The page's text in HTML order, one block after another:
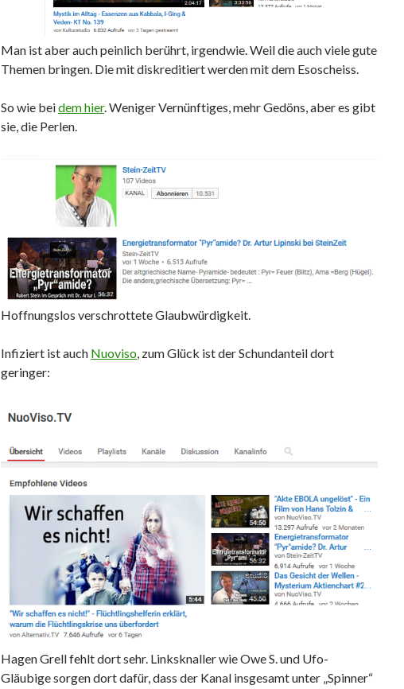
Man ist aber auch peinlich berührt, irgendwie. Weil die auch viele gute
Themen bringen. Die mit diskreditiert werden mit dem Esoscheiss.
So wie beidem hier. Weniger Vernünftiges, mehr Gedöns, aber es gibt
sie, die Perlen.
Hoffnungslos verschrottete Glaubwürdigkeit.
Infiziert ist auch Nuoviso, zum Glück ist der Schundanteil dort
geringer:
Hagen Grell fehlt dort sehr. Linksknaller wie Owe S. und Ufo-
Gläubige sorgen dort dafür, dass der Kanal insgesamt unter „Spinner“